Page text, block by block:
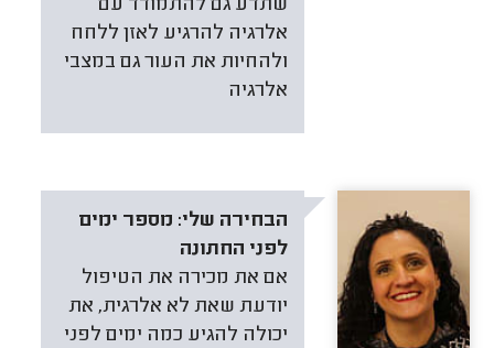
שתדע גם להתמודד עם
אלרגיה להרגיע לאזן ללחח
ולהחיות את העור גם במצבי
אלרגיה
הבחירה שלי: מספר ימים
לפני החתונה
אם את מכירה את הטיפול
יודעת שאת לא אלרגית, את
יכולה להגיע כמה ימים לפני